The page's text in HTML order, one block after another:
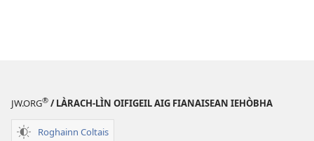
JW.ORG® / LÀRACH-LÌN OIFIGEIL AIG FIANAISEAN IEHÒBHA
Roghainn Coltais